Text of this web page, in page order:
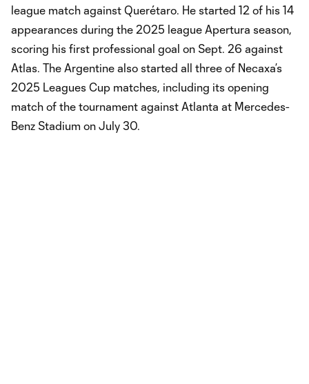
league match against Querétaro. He started 12 of his 14
appearances during the 2025 league Apertura season,
scoring his first professional goal on Sept. 26 against
Atlas. The Argentine also started all three of Necaxa’s
2025 Leagues Cup matches, including its opening
match of the tournament against Atlanta at Mercedes-
Benz Stadium on July 30.